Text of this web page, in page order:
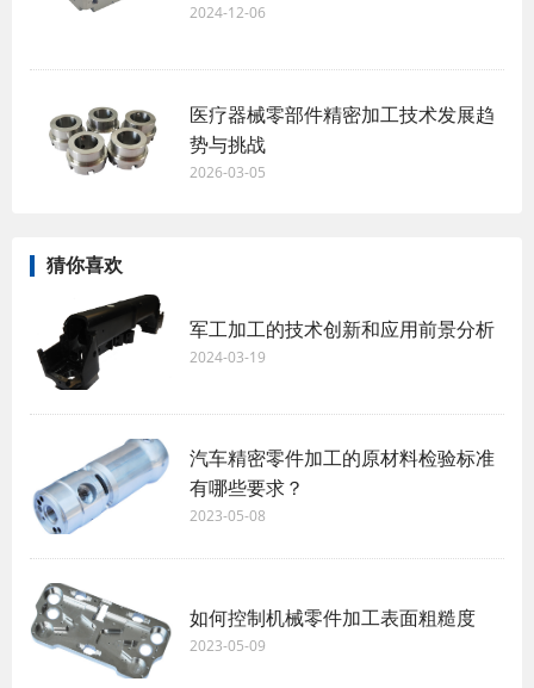
2024-12-06
医疗器械零部件精密加工技术发展趋
势与挑战
2026-03-05
猜你喜欢
军工加工的技术创新和应用前景分析
2024-03-19
汽车精密零件加工的原材料检验标准
有哪些要求？
2023-05-08
如何控制机械零件加工表面粗糙度
2023-05-09